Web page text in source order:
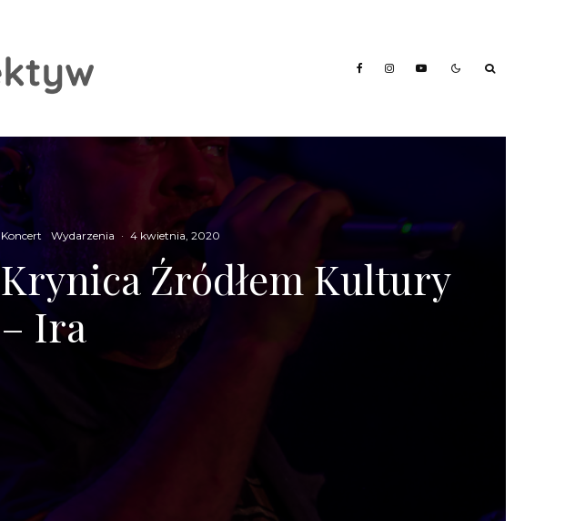
Koncert Wydarzenia · 4 kwietnia, 2020
Krynica Źródłem Kultury
– Ira